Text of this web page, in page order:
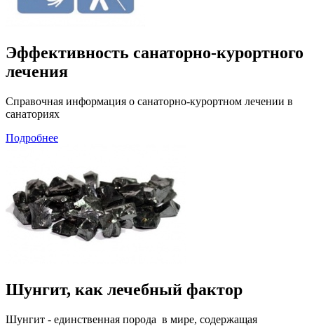
Эффективность санаторно-курортного
лечения
Справочная информация о санаторно-курортном лечении в
санаториях
Подробнее
Шунгит, как лечебный фактор
Шунгит - единственная порода в мире, содержащая